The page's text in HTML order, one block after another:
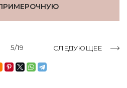
5/19 СЛЕДУЮЩЕЕ